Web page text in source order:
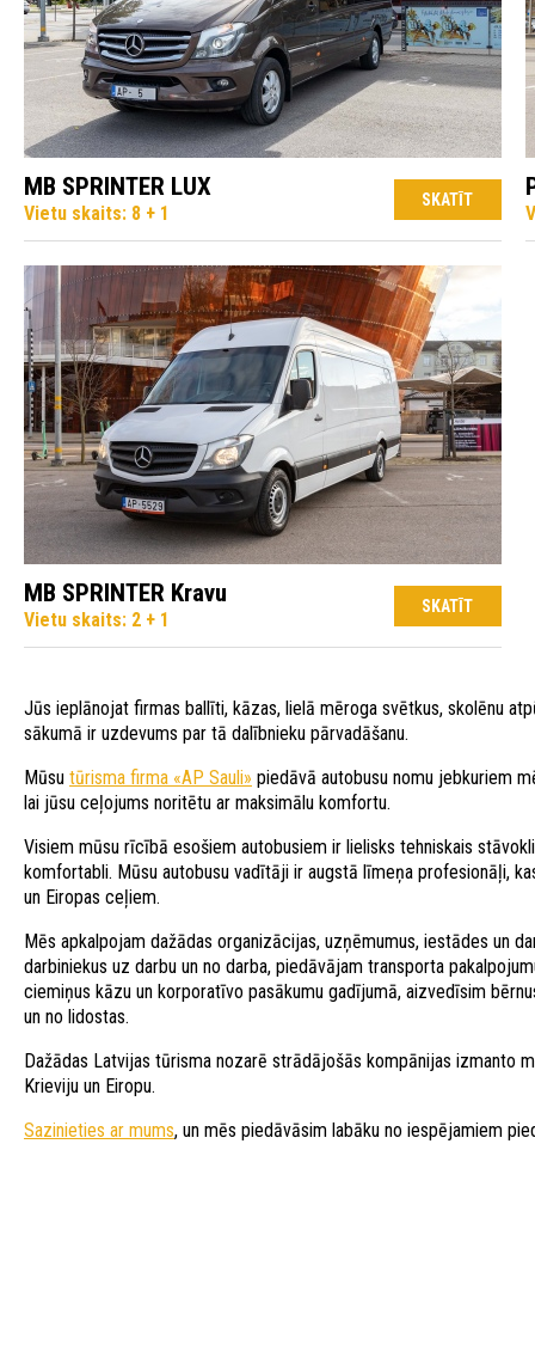
MB SPRINTER LUX
Vietu skaits: 8 + 1
SKATĪT
MB SPRINTER Kravu
Vietu skaits: 2 + 1
SKATĪT
Jūs ieplānojat firmas ballīti, kāzas, lielā mēroga svētkus, skolēnu
sākumā ir uzdevums par tā dalībnieku pārvadāšanu.
Mūsu tūrisma firma «AP Sauli» piedāvā autobusu nomu jebkuriem
lai jūsu ceļojums noritētu ar maksimālu komfortu.
Visiem mūsu rīcībā esošiem autobusiem ir lielisks tehniskais
komfortabli. Mūsu autobusu vadītāji ir augstā līmeņa profesionāļi,
un Eiropas ceļiem.
Mēs apkalpojam dažādas organizācijas, uzņēmumus, iestādes un
darbiniekus uz darbu un no darba, piedāvājam transporta
ciemiņus kāzu un korporatīvo pasākumu gadījumā, aizvedīsim
un no lidostas.
Dažādas Latvijas tūrisma nozarē strādājošās kompānijas izmanto
Krieviju un Eiropu.
Sazinieties ar mums, un mēs piedāvāsim labāku no iespējamiem